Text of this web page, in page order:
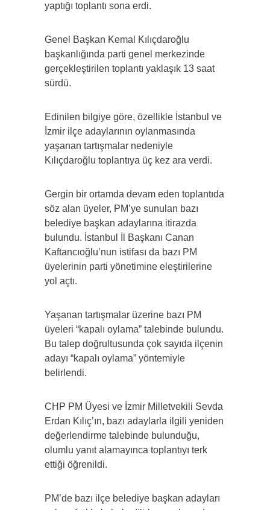
yaptığı toplantı sona erdi.
Genel Başkan Kemal Kılıçdaroğlu
başkanlığında parti genel merkezinde
gerçekleştirilen toplantı yaklaşık 13 saat
sürdü.
Edinilen bilgiye göre, özellikle İstanbul ve
İzmir ilçe adaylarının oylanmasında
yaşanan tartışmalar nedeniyle
Kılıçdaroğlu toplantıya üç kez ara verdi.
Gergin bir ortamda devam eden toplantıda
söz alan üyeler, PM’ye sunulan bazı
belediye başkan adaylarına itirazda
bulundu. İstanbul İl Başkanı Canan
Kaftancıoğlu’nun istifası da bazı PM
üyelerinin parti yönetimine eleştirilerine
yol açtı.
Yaşanan tartışmalar üzerine bazı PM
üyeleri “kapalı oylama” talebinde bulundu.
Bu talep doğrultusunda çok sayıda ilçenin
adayı “kapalı oylama” yöntemiyle
belirlendi.
CHP PM Üyesi ve İzmir Milletvekili Sevda
Erdan Kılıç’ın, bazı adaylarla ilgili yeniden
değerlendirme talebinde bulunduğu,
olumlu yanıt alamayınca toplantıyı terk
ettiği öğrenildi.
PM’de bazı ilçe belediye başkan adayları